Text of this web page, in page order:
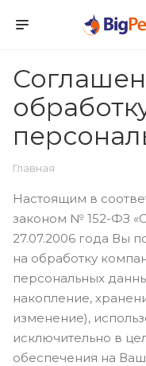
Главная
Настоящим в
законом № 152-ФЗ
27.07.2006 года Вы
на обработку
персональных
накопление,
изменение),
исключительно в
обеспечения на